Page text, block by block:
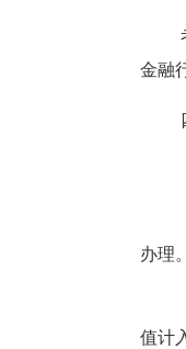
金融
办理。
值计